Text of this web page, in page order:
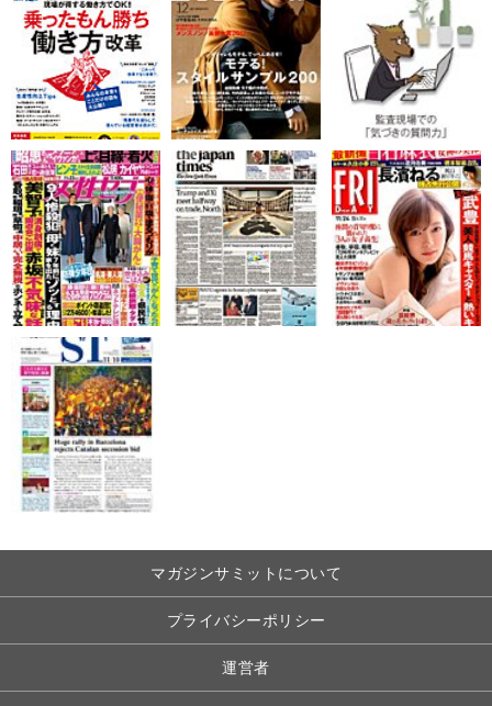
マガジンサミットについて
プライバシーポリシー
運営者